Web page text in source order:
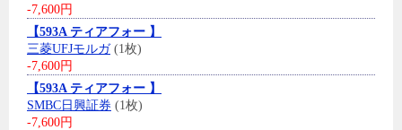
-7,600円
【593A ティアフォー 】
三菱UFJモルガ(1枚)
-7,600円
【593A ティアフォー 】
SMBC日興証券 (1枚)
-7,600円